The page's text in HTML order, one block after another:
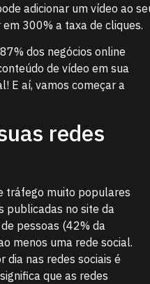
adicionar um vídeo ao
300% a taxa de cliques.
dos negócios online
de vídeo em sua
E aí, vamos começar a
redes
tráfego muito populares
publicadas no site da
pessoas (42% da
menos uma rede social.
dia nas redes sociais é
que as redes